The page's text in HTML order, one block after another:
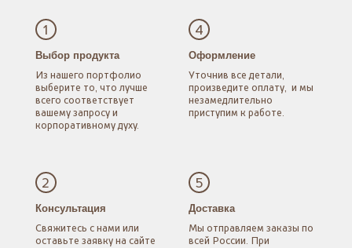
1
Выбор продукта
Из нашего портфолио
выберите то, что лучше
всего соответствует
вашему запросуи
корпоративному духу.
2
Консультация
Свяжитесь с нами или
оставьте заявкуна сайте
4
Оформление
Уточнив все детали,
произведите оплату, и мы
незамедлительно
приступим к работе.
5
Доставка
Мы отправляем заказы по
всей России. При